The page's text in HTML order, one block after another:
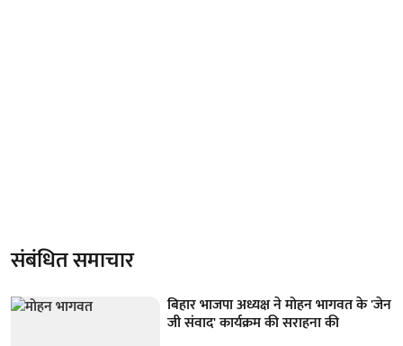
संबंधित समाचार
बिहार भाजपा अध्यक्ष ने मोहन भागवत के 'जेन
जी संवाद' कार्यक्रम की सराहना की